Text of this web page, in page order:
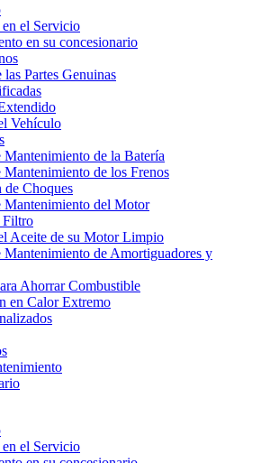
el Servicio
en su concesionario
las Partes Genuinas
Vehículo
Mantenimiento de la Batería
Mantenimiento de los Frenos
de Choques
Mantenimiento del Motor
Filtro
Aceite de su Motor Limpio
Mantenimiento de Amortiguadores y
Ahorrar Combustible
en Calor Extremo
el Servicio